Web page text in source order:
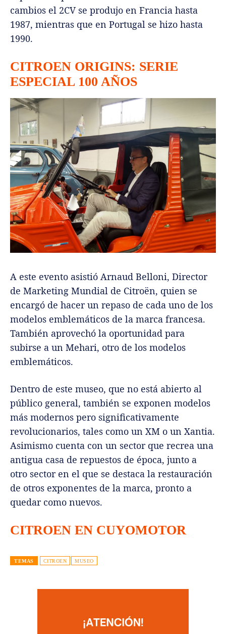
cambios el 2CV se produjo en Francia hasta
1987, mientras que en Portugal se hizo hasta
1990.
CITROEN ORIGINS: SERIE
ESPECIAL 100 AÑOS
A este evento asistió Arnaud Belloni, Director
de Marketing Mundial de Citroën, quien se
encargó de hacer un repaso de cada uno de los
modelos emblemáticos de la marca francesa.
También aprovechó la oportunidad para
subirse a un Mehari, otro de los modelos
emblemáticos.
Dentro de este museo, que no está abierto al
público general, también se exponen modelos
más modernos pero significativamente
revolucionarios, tales como un XM o un Xantia.
Asimismo cuenta con un sector que recrea una
antigua casa de repuestos de época, junto a
otro sector en el que se destaca la restauración
de otros exponentes de la marca, pronto a
quedar como nuevos.
CITROEN EN CUYOMOTOR
TEMAS CITROEN MUSEO